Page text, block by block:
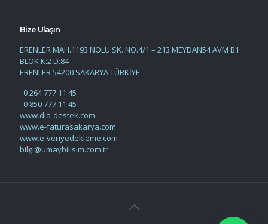
Bize Ulaşın
ERENLER MAH.1193 NOLU SK. NO.4/1 – 213 MEYDAN54 AVM B1
BLOK K:2 D:84
ERENLER 54200 SAKARYA TÜRKİYE
0 264 777 11 45
0 850 777 11 45
www.dia-destek.com
www.e-faturasakarya.com
www.e-veriyedekleme.com
bilgi@umaybilisim.com.tr